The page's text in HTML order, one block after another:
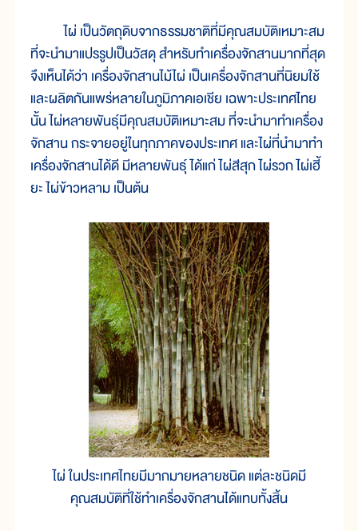
ไผ่ เป็นวัตถุดิบจากธรรมชาติที่มีคุณสมบัติเหมาะสม
ที่จะนำมาแปรรูปเป็นวัสดุ สำหรับทำเครื่องจักสานมากที่สุด
จึงเห็นได้ว่า เครื่องจักสานไม้ไผ่ เป็นเครื่องจักสานที่นิยมใช้
และผลิตกันแพร่หลายในภูมิภาคเอเชีย เฉพาะประเทศไทย
นั้น ไผ่หลายพันธุ์มีคุณสมบัติเหมาะสม ที่จะนำมาทำเครื่อง
จักสาน กระจายอยู่ในทุกภาคของประเทศ และไผ่ที่นำมาทำ
เครื่องจักสานได้ดี มีหลายพันธุ์ ได้แก่ ไผ่สีสุก ไผ่รวก ไผ่เฮี้
ยะ ไผ่ข้าวหลาม เป็นต้น
ไผ่ ในประเทศไทยมีมากมายหลายชนิด แต่ละชนิดมี
คุณสมบัติที่ใช้ทำเครื่องจักสานได้แทบทั้งสิ้น